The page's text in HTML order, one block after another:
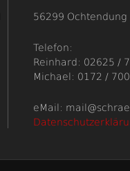
56299 Ochtendung
Telefon:
Reinhard: 02625 /
Michael: 0172 /
eMail: